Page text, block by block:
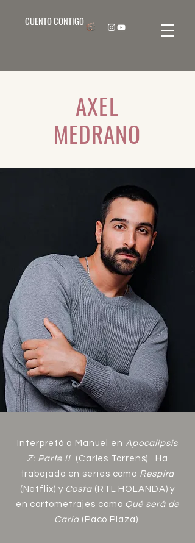
CUENTO CONTIGO
AXEL
MEDRANO
Interpretó a Manuel en Apocalipsis
Z: Parte II (Carles Torrens). Ha
trabajado en series como Respira
(Netflix) y Costa(RTL HOLANDA) y
en cortometrajes como Qué será de
Carla (Paco Plaza)